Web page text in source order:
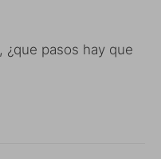
¿que pasos hay que